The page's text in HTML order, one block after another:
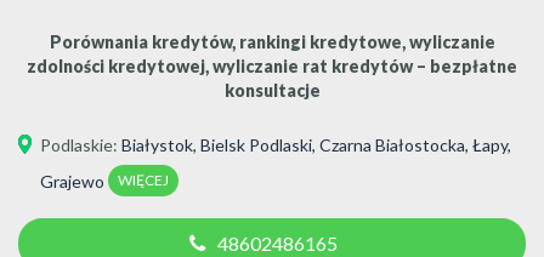
Porównania kredytów, rankingi kredytowe, wyliczanie
zdolności kredytowej, wyliczanie rat kredytów – bezpłatne
konsultacje
Podlaskie: Białystok, Bielsk Podlaski, Czarna Białostocka, Łapy,
Grajewo
WIĘCEJ
48602486165